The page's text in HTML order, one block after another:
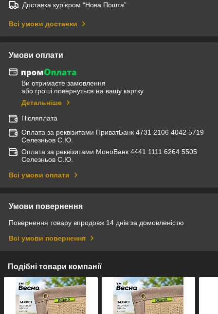
Доставка кур’єром “Нова Пошта”
Всі умови доставки
Умови оплати
Ви отримаєте замовлення
або гроші повернуться на вашу картку
Детальніше
Післяплата
Оплата за реквізитами ПриватБанк 4731 2106 4042 5719
Селезньов С.Ю.
Оплата за реквізитами МоноБанк 4441 1111 6264 5505
Селезньов С.Ю.
Всі умови оплати
Умови повернення
Повернення товару впродовж 14 днів за домовленістю
Всі умови повернення
Подібні товари компанії